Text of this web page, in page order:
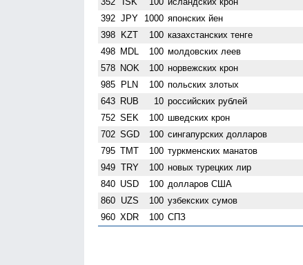
392 JPY 1000 японских йен
398 KZT 100 казахстанских тенге
498 MDL 100 молдовских леев
578 NOK 100 норвежских крон
985 PLN 100 польских злотых
643 RUB 10 российских рублей
752 SEK 100 шведских крон
702 SGD 100 сингапурских долларов
795 TMT 100 туркменских манатов
949 TRY 100 новых турецких лир
840 USD 100 долларов США
860 UZS 100 узбекских сумов
960 XDR 100 СПЗ